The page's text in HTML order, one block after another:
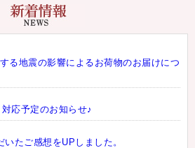
る地震の影響によるお荷物のお届けにつ
対応予定のお知らせ♪
いたご感想をUPしました。